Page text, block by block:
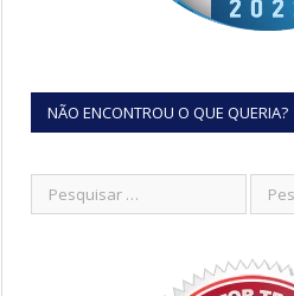
NÃO ENCONTROU O QUE QUERIA?